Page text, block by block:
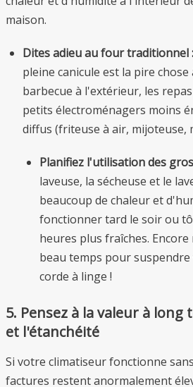
maison.
Dites adieu au four traditionnel :
pleine canicule est la pire
barbecue à l'extérieur, les
petits électroménagers moins
diffus (friteuse à air, mijoteuse,
Planifiez l'utilisation des
laveuse, la sécheuse et le
beaucoup de chaleur et
fonctionner tard le soir ou
heures plus fraîches.
beau temps pour
corde à linge !
5. Pensez à la valeur à long
et l'étanchéité
Si votre climatiseur fonctionne
factures restent anormalement